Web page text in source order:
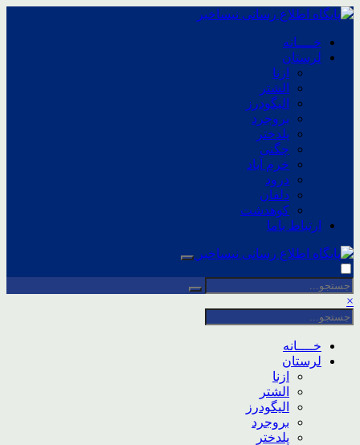
خــــانه
لرستان
ازنا
الشتر
الیگودرز
بروجرد
پلدختر
چگنی
خرم آباد
درود
دلفان
کوهدشت
ارتباط باما
×
خــــانه
لرستان
ازنا
الشتر
الیگودرز
بروجرد
پلدختر